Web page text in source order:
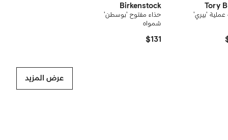
Tory
'بيري'
Birkenstock
حذاء مفتوح 'بوسطن'
شمواه
$131
عرض المزيد